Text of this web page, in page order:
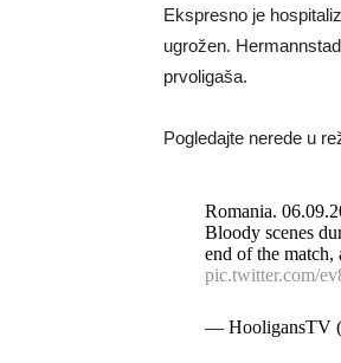
Ekspresno je
ugrožen.
prvoligaša.
Pogledajte nerede u
Romania.
Bloody scenes
end of the
pic.twitter.com/
— HooligansTV